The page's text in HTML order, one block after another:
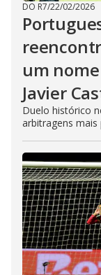
DO R7/22/02/2026
um
Javier
Duelo histórico
arbitragens